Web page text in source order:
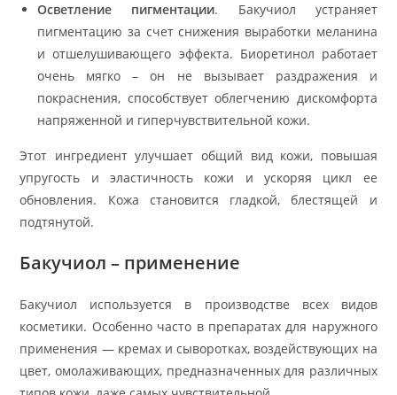
Осветление пигментации. Бакучиол устраняет
пигментацию за счет снижения выработки меланина
и отшелушивающего эффекта. Биоретинол работает
очень мягко – он не вызывает раздражения и
покраснения, способствует облегчению дискомфорта
напряженной и гиперчувствительной кожи.
Этот ингредиент улучшает общий вид кожи, повышая
упругость и эластичность кожи и ускоряя цикл ее
обновления. Кожа становится гладкой, блестящей и
подтянутой.
Бакучиол – применение
Бакучиол используется в производстве всех видов
косметики. Особенно часто в препаратах для наружного
применения — кремах и сыворотках, воздействующих на
цвет, омолаживающих, предназначенных для различных